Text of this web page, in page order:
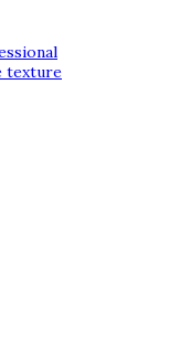
texture